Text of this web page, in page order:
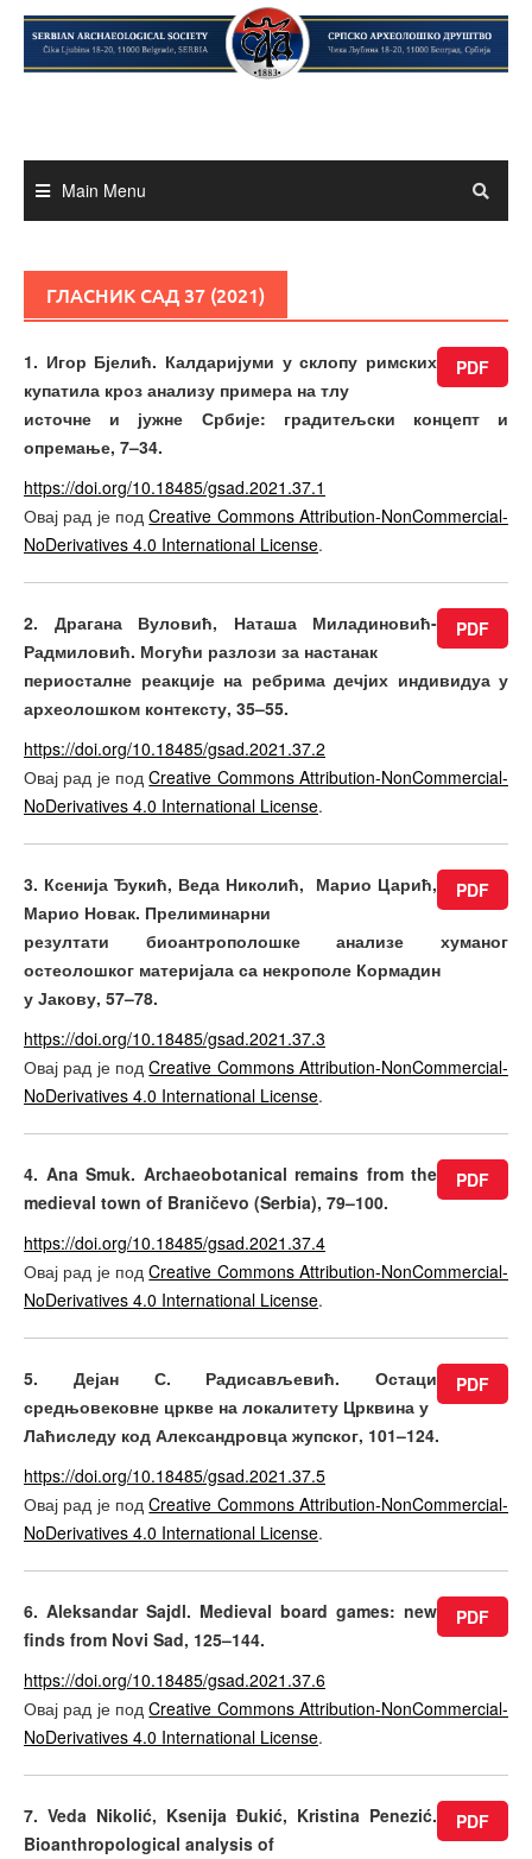
Skip
content
Main Menu
ГЛАСНИК САД 37 (2021)
PDF
1. Игор Бјелић. Калдаријуми у склопу римских
купатила кроз анализу примера на тлу
источне и јужне Србије: градитељски концепт и
опремање, 7–34.
https://doi.org/10.18485/gsad.2021.37.1
Овај рад је подCreative Commons Attribution-NonCommercial-
NoDerivatives 4.0 International License.
PDF
2. Драгана Вуловић, Наташа Миладиновић-
Радмиловић. Могући разлози за настанак
периосталне реакције на ребрима дечјих индивидуа у
археолошком кон­тексту, 35–55.
https://doi.org/10.18485/gsad.2021.37.2
Овај рад је подCreative Commons Attribution-NonCommercial-
NoDerivatives 4.0 International License.
PDF
3. Ксенија Ђукић, Веда Николић, Марио Царић,
Марио Новак. Прелиминарни
резултати биоантрополошке анализе хуманог
остеолошког материјала са некрополе Кормадин
у Јакову, 57–78.
https://doi.org/10.18485/gsad.2021.37.3
Овај рад је подCreative Commons Attribution-NonCommercial-
NoDerivatives 4.0 International License.
PDF
4. Ana Smuk. Archaeobotanical remains from the
medieval town of Braničevo (Serbia), 79–100.
https://doi.org/10.18485/gsad.2021.37.4
Овај рад је подCreative Commons Attribution-NonCommercial-
NoDerivatives 4.0 International License.
PDF
5. Дејан С. Радисављевић. Остаци
средњовековне цркве на локалитету Црквина у
Лаћиследу код Александровца жупског, 101–124.
https://doi.org/10.18485/gsad.2021.37.5
Овај рад је подCreative Commons Attribution-NonCommercial-
NoDerivatives 4.0 International License.
PDF
6. Aleksandar Sajdl. Medieval board games: new
finds from Novi Sad, 125–144.
https://doi.org/10.18485/gsad.2021.37.6
Овај рад је подCreative Commons Attribution-NonCommercial-
NoDerivatives 4.0 International License.
PDF
7. Veda Nikolić, Ksenija Đukić, Kristina Penezić.
Bioanthropological analysis of